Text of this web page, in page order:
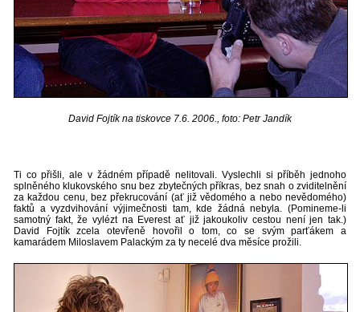
David Fojtík na tiskovce 7.6. 2006., foto: Petr Jandík
Ti co přišli, ale v žádném případě nelitovali. Vyslechli si příběh jednoho
splněného klukovského snu bez zbytečných příkras, bez snah o zviditelnění
za každou cenu, bez překrucování (ať již vědomého a nebo nevědomého)
faktů a vyzdvihování výjimečnosti tam, kde žádná nebyla. (Pomineme-li
samotný fakt, že vylézt na Everest ať již jakoukoliv cestou není jen tak.)
David Fojtík zcela otevřeně hovořil o tom, co se svým parťákem a
kamarádem Miloslavem Palackým za ty necelé dva měsíce prožili.